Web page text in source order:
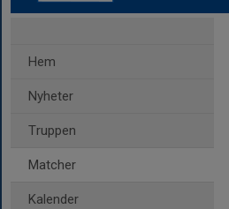
Hem
Nyheter
Truppen
Matcher
Kalender